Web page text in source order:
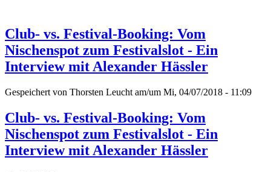
Club- vs. Festival-Booking: Vom
Nischenspot zum Festivalslot - Ein
Interview mit Alexander Hässler
Gespeichert von Thorsten Leucht am/um Mi, 04/07/2018 - 11:09
Club- vs. Festival-Booking: Vom
Nischenspot zum Festivalslot - Ein
Interview mit Alexander Hässler